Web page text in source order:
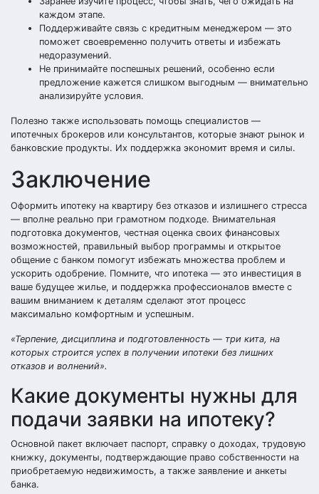
каждом этапе.
Поддерживайте связь с кредитным менеджером — это
поможет своевременно получить ответы и избежать
недоразумений.
Не принимайте поспешных решений, особенно если
предложение кажется слишком выгодным — внимательно
анализируйте условия.
Полезно также использовать помощь специалистов —
ипотечных брокеров или консультантов, которые знают рынок и
банковские продукты. Их поддержка экономит время и силы.
Заключение
Оформить ипотеку на квартиру без отказов и излишнего стресса
— вполне реально при грамотном подходе. Внимательная
подготовка документов, честная оценка своих финансовых
возможностей, правильный выбор программы и открытое
общение с банком помогут избежать множества проблем и
ускорить одобрение. Помните, что ипотека — это инвестиция в
ваше будущее жилье, и поддержка профессионалов вместе с
вашим вниманием к деталям сделают этот процесс
максимально комфортным и успешным.
«Терпение, дисциплина и подготовленность — три кита, на
которых строится успех в получении ипотеки без лишних
отказов и волнений».
Какие документы нужны для
подачи заявки на ипотеку?
Основной пакет включает паспорт, справку о доходах, трудовую
книжку, документы, подтверждающие право собственности на
приобретаемую недвижимость, а также заявление и анкеты
банка.